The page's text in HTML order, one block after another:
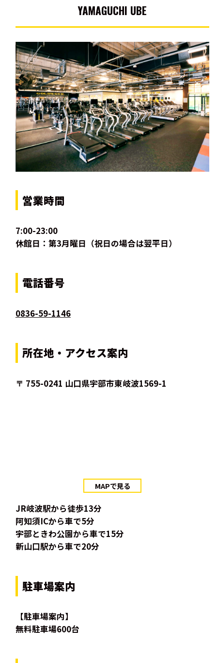
YAMAGUCHI UBE
営業時間
7:00-23:00
休館日：第3月曜日（祝日の場合は翌平日）
電話番号
0836-59-1146
所在地・アクセス案内
〒 755-0241 山口県宇部市東岐波1569-1
MAPで見る
JR岐波駅から徒歩13分
阿知須ICから車で5分
宇部ときわ公園から車で15分
新山口駅から車で20分
駐車場案内
【駐車場案内】
無料駐車場600台